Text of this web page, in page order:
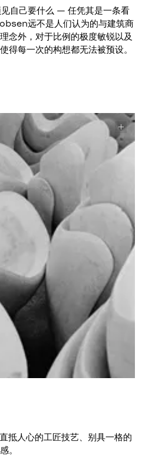
自己要什么 — 任凭其是一条看
远不是人们认为的与建筑商
念外，对于比例的极度敏锐以及
得每一次的构想都无法被预设。
人心的工匠技艺、别具一格的
。